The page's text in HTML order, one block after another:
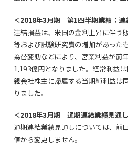
＜2018年3月期 第1四半期業績：連
連結損益は、米国の金利上昇に伴う
等および試験研究費の増加があった
為替変動などにより、営業利益が前
1,193億円となりました。経常利益は
親会社株主に帰属する当期純利益は
りました。
＜2018年3月期 通期連結業績見通
通期連結業績見通しについては、前
値から変更しません。